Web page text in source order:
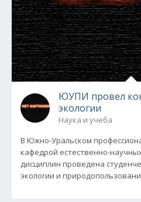
ЮУПИ провел
экологии
Наука и учеба
В Южно-Уральском
кафедрой естественно-
дисциплин проведена
экологии и